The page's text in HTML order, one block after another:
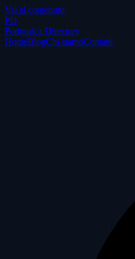
Vai al contenuto
PD
Podgorica Directory
HomeBlogChi siamoContatti